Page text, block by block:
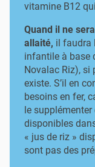
vitamine B12
Quand il ne
allaité, il faudra
infantile à base
Novalac Riz), si
existe. S’il en
besoins en fer,
le
disponibles
« jus de riz »
sont pas des